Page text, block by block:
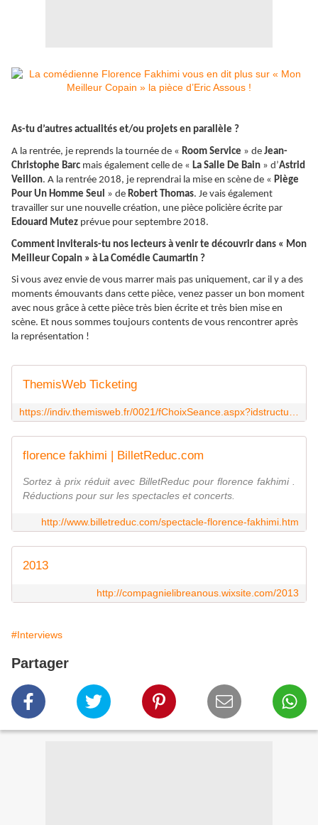
As-tu d’autres actualités et/ou projets en parallèle ?
A la rentrée, je reprends la tournée de « Room Service » de Jean-
Christophe Barc mais également celle de « La Salle De Bain » d’Astrid
Veillon. A la rentrée 2018, je reprendrai la mise en scène de « Piège
Pour Un Homme Seul » de Robert Thomas. Je vais également
travailler sur une nouvelle création, une pièce policière écrite par
Edouard Mutez prévue pour septembre 2018.
Comment inviterais-tu nos lecteurs à venir te découvrir dans « Mon
Meilleur Copain » à La Comédie Caumartin ?
Si vous avez envie de vous marrer mais pas uniquement, car il y a des
moments émouvants dans cette pièce, venez passer un bon moment
avec nous grâce à cette pièce très bien écrite et très bien mise en
scène. Et nous sommes toujours contents de vous rencontrer après
la représentation !
ThemisWeb Ticketing
florence fakhimi | BilletReduc.com
Sortez à prix réduit avec BilletReduc pour florence fakhimi .
Réductions pour sur les spectacles et concerts.
http://www.billetreduc.com/spectacle-florence-fakhimi.htm
2013
http://compagnielibreanous.wixsite.com/2013
#Interviews
Partager